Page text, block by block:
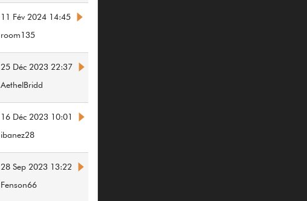
11 Fév 2024 14:45
room135
25 Déc 2023 22:37
AethelBridd
16 Déc 2023 10:01
ibanez28
28 Sep 2023 13:22
Fenson66